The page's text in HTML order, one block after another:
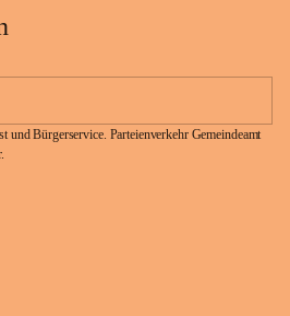
und Bürgerservice. Parteienverkehr Gemeindeamt